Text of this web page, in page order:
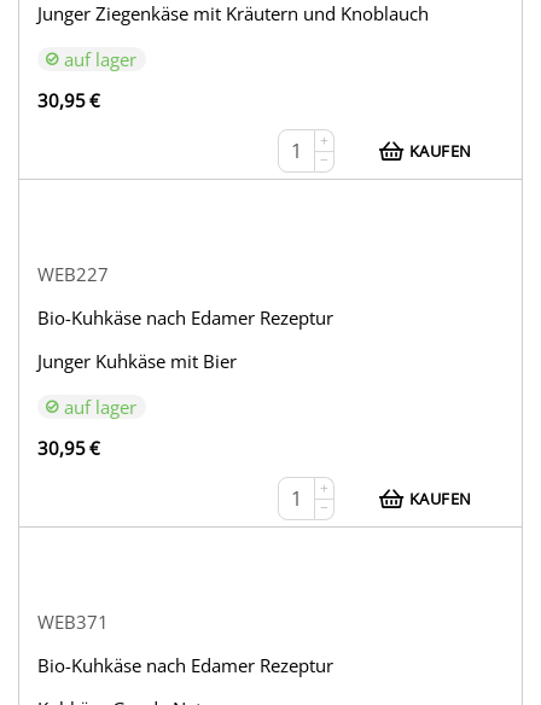
Junger Ziegenkäse mit Kräutern und Knoblauch
auf lager
30,95€
+
−
KAUFEN
WEB227
Bio-Kuhkäse nach Edamer Rezeptur
Junger Kuhkäse mit Bier
auf lager
30,95€
+
−
KAUFEN
WEB371
Bio-Kuhkäse nach Edamer Rezeptur